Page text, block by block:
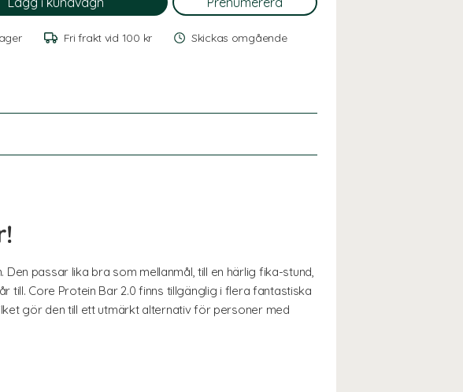
Fri frakt vid 100 kr Skickas omgående
passar lika bra som mellanmål, till en härlig fika-stund,
till. Core Protein Bar 2.0 finns tillgänglig i flera fantastiska
gör den till ett utmärkt alternativ för personer med